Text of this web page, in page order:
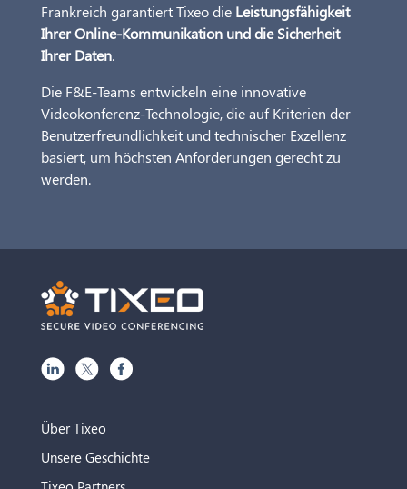
Frankreich garantiert Tixeo die Leistungsfähigkeit
Ihrer Online-Kommunikation und die Sicherheit
Ihrer Daten.
Die F&E-Teams entwickeln eine innovative
Videokonferenz-Technologie, die auf Kriterien der
Benutzerfreundlichkeit und technischer Exzellenz
basiert, um höchsten Anforderungen gerecht zu
werden.
Über Tixeo
Unsere Geschichte